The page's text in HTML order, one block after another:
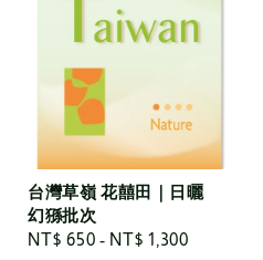
台灣草嶺 花囍田｜日曬
幻猻批次
Regular
NT$ 650 - NT$ 1,300